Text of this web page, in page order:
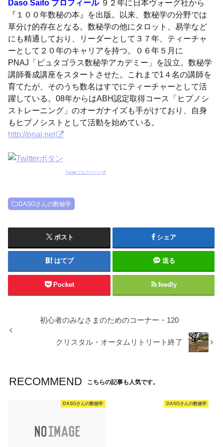
Daso Saito プロフィール９２年に日本ヴォーグ社から
『１００年数秘の本』を出版。以来、数秘学の分野では
草分け的存在となる。数秘学の他にタロット、易学など
にも精通しており、リーダーとして３７年、ティーチャ
ーとして２０年のキャリアを持つ。０６年５月に
PNAJ「ピュタゴラス数秘学アカデミー」を設立。数秘学
講師養成講座をスタートさせた。これまで1４名の講師を
育てたが、そのうち数名はすでにティーチャーとして活
躍している。08年からはABH認定取得コース「ヒプノシ
ストレーニング」のオーガナイズも手がけており、自身
もヒプノシストとして活動を始めている。
http://pnaj.net
Twitterブログパーツ
DASOさんの数秘学
ポスト シェア
はてブ 送る
Pocket feedly
初心者のみなさまのためのコーナー・120
クリスタル・オータムリトリート終了
RECOMMEND こちらの記事も人気です。
DASOさんの数秘学 DASOさんの数秘学